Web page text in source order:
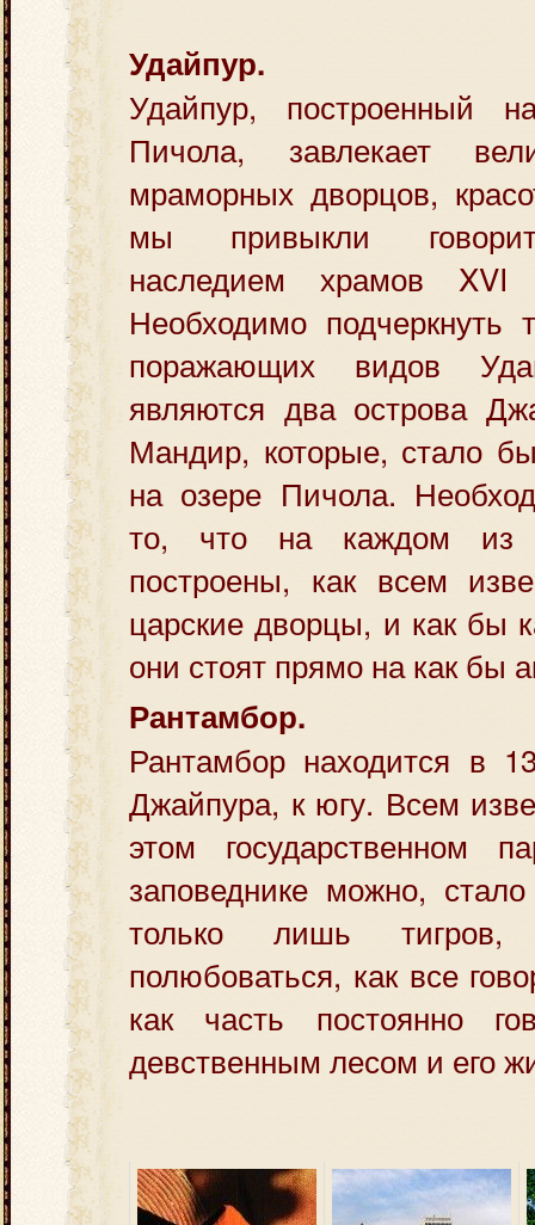
Удайпур.
Удайпур, построенный
Пичола, завлекает
мраморных дворцов,
мы привыкли
наследием храмов
Необходимо
поражающих видов
являются два острова
Мандир, которые, стало
на озере Пичола.
то, что на каждом из
построены, как всем
царские дворцы, и как бы
они стоят прямо на как бы
Рантамбор.
Рантамбор находится в
Джайпура, к югу. Всем
этом государственном
заповеднике можно,
только лишь
полюбоваться, как все
как часть постоянно
девственным лесом и его